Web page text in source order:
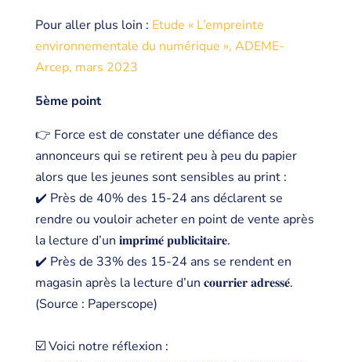
Pour aller plus loin : Etude « L’empreinte
environnementale du numérique », ADEME-
Arcep, mars 2023
5ème point
👉 Force est de constater une défiance des
annonceurs qui se retirent peu à peu du papier
alors que les jeunes sont sensibles au print :
✔️ Près de 40% des 15-24 ans déclarent se
rendre ou vouloir acheter en point de vente après
la lecture d’un 𝐢𝐦𝐩𝐫𝐢𝐦𝐞́ 𝐩𝐮𝐛𝐥𝐢𝐜𝐢𝐭𝐚𝐢𝐫𝐞.
✔️ Près de 33% des 15-24 ans se rendent en
magasin après la lecture d’un 𝐜𝐨𝐮𝐫𝐫𝐢𝐞𝐫 𝐚𝐝𝐫𝐞𝐬𝐬𝐞́.
(Source : Paperscope)
☑️ Voici notre réflexion :